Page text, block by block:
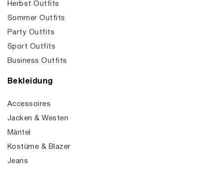
Herbst Outfits
Sommer Outfits
Party Outfits
Sport Outfits
Business Outfits
Bekleidung
Accessoires
Jacken & Westen
Mäntel
Kostüme & Blazer
Jeans